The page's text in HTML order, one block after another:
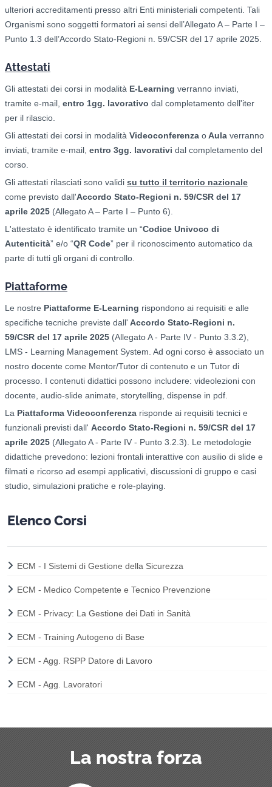
ulteriori accreditamenti presso altri Enti ministeriali competenti. Tali
Organismi sono soggetti formatori ai sensi dell’Allegato A – Parte I –
Punto 1.3 dell’Accordo Stato-Regioni n. 59/CSR del 17 aprile 2025.
Attestati
Gli attestati dei corsi in modalità E-Learning verranno inviati,
tramite e-mail, entro 1gg. lavorativo dal completamento dell'iter
per il rilascio.
Gli attestati dei corsi in modalità Videoconferenza oAula verranno
inviati, tramite e-mail, entro 3gg. lavorativi dal completamento del
corso.
Gli attestati rilasciati sono validi su tutto il territorio nazionale
come previsto dall'Accordo Stato-Regioni n. 59/CSR del 17
aprile 2025 (Allegato A – Parte I – Punto 6).
L'attestato è identificato tramite un “Codice Univoco di
Autenticità” e/o “QR Code” per il riconoscimento automatico da
parte di tutti gli organi di controllo.
Piattaforme
Le nostre Piattaforme E-Learning rispondono ai requisiti e alle
specifiche tecniche previste dall' Accordo Stato-Regioni n.
59/CSR del 17 aprile 2025 (Allegato A - Parte IV - Punto 3.3.2),
LMS - Learning Management System. Ad ogni corso è associato un
nostro docente come Mentor/Tutor di contenuto e un Tutor di
processo. I contenuti didattici possono includere: videolezioni con
docente, audio-slide animate, storytelling, dispense in pdf.
La Piattaforma Videoconferenza risponde ai requisiti tecnici e
funzionali previsti dall' Accordo Stato-Regioni n. 59/CSR del 17
aprile 2025 (Allegato A - Parte IV - Punto 3.2.3). Le metodologie
didattiche prevedono: lezioni frontali interattive con ausilio di slide e
filmati e ricorso ad esempi applicativi, discussioni di gruppo e casi
studio, simulazioni pratiche e role-playing.
Elenco Corsi
ECM - I Sistemi di Gestione della Sicurezza
ECM - Medico Competente e Tecnico Prevenzione
ECM - Privacy: La Gestione dei Dati in Sanità
ECM - Training Autogeno di Base
ECM - Agg. RSPP Datore di Lavoro
ECM - Agg. Lavoratori
La nostra forza